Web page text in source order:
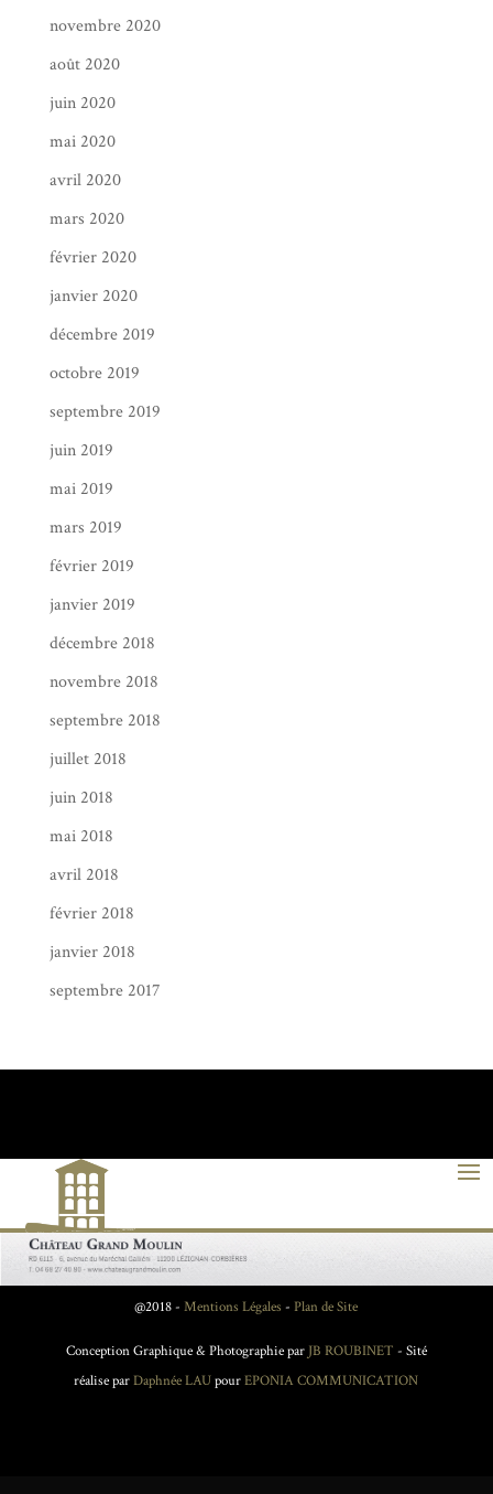
novembre 2020
août 2020
juin 2020
mai 2020
avril 2020
mars 2020
février 2020
janvier 2020
décembre 2019
octobre 2019
septembre 2019
juin 2019
mai 2019
mars 2019
février 2019
janvier 2019
décembre 2018
novembre 2018
septembre 2018
juillet 2018
juin 2018
mai 2018
avril 2018
février 2018
janvier 2018
septembre 2017
@2018 - Mentions Légales - Plan de Site
Conception Graphique & Photographie par JB ROUBINET - Sité
réalise parDaphnée LAUpourEPONIA COMMUNICATION